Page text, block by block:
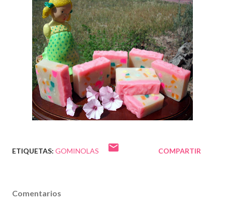
ETIQUETAS: GOMINOLAS COMPARTIR
Comentarios